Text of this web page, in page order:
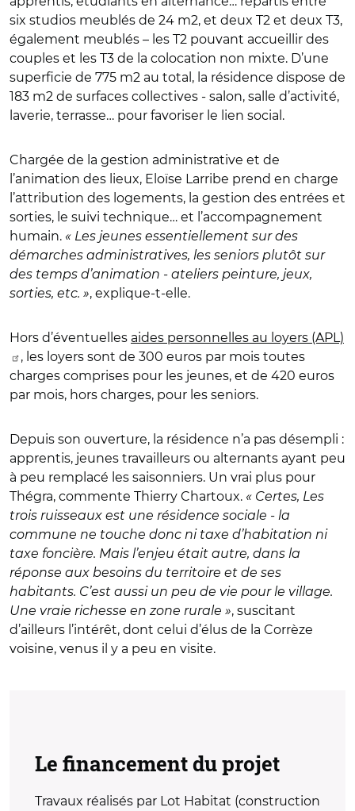
six studios meublés de 24 m2, et deux T2 et deux T3,
également meublés – les T2 pouvant accueillir des
couples et les T3 de la colocation non mixte. D’une
superficie de 775 m2 au total, la résidence dispose de
183 m2 de surfaces collectives - salon, salle d’activité,
laverie, terrasse… pour favoriser le lien social.
Chargée de la gestion administrative et de
l’animation des lieux, Eloïse Larribe prend en charge
l’attribution des logements, la gestion des entrées et
sorties, le suivi technique… et l’accompagnement
humain. « Les jeunes essentiellement sur des
démarches administratives, les seniors plutôt sur
des temps d’animation - ateliers peinture, jeux,
sorties, etc. », explique-t-elle.
Hors d’éventuelles aides personnelles au loyers (APL)
, les loyers sont de 300 euros par mois toutes
charges comprises pour les jeunes, et de 420 euros
par mois, hors charges, pour les seniors.
Depuis son ouverture, la résidence n’a pas désempli :
apprentis, jeunes travailleurs ou alternants ayant peu
à peu remplacé les saisonniers. Un vrai plus pour
Thégra, commente Thierry Chartoux. « Certes, Les
trois ruisseaux est une résidence sociale - la
commune ne touche donc ni taxe d’habitation ni
taxe foncière. Mais l’enjeu était autre, dans la
réponse aux besoins du territoire et de ses
habitants. C’est aussi un peu de vie pour le village.
Une vraie richesse en zone rurale », suscitant
d’ailleurs l’intérêt, dont celui d’élus de la Corrèze
voisine, venus il y a peu en visite.
Le financement du projet
Travaux réalisés par Lot Habitat (construction